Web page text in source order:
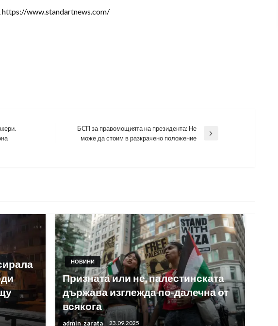
https://www.standartnews.com/
БСП за правомощията на президента: Не
може да стоим в разкрачено положение
НОВИНИ
Призната или не, палестинската
държава изглежда по-далечна от
всякога
admin_zarata 23.09.2025